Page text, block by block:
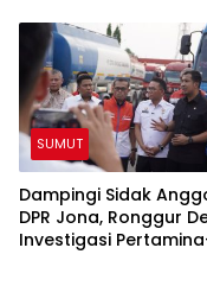
SUMUT
Dampingi Sidak
DPR Jona, Ronggur
Investigasi